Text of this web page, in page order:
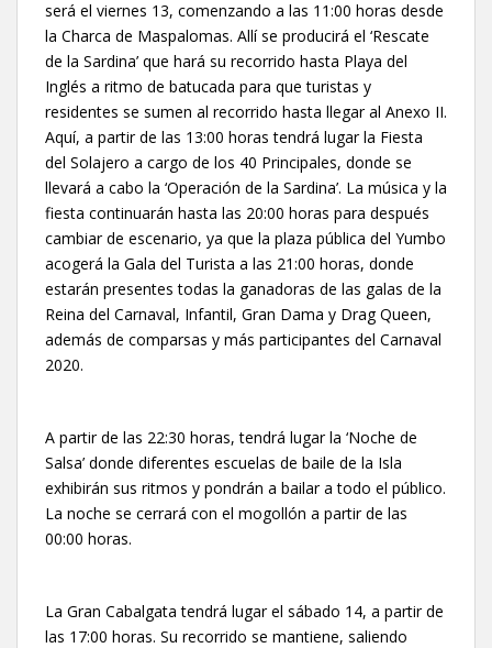
será el viernes 13, comenzando a las 11:00 horas desde
la Charca de Maspalomas. Allí se producirá el ‘Rescate
de la Sardina’ que hará su recorrido hasta Playa del
Inglés a ritmo de batucada para que turistas y
residentes se sumen al recorrido hasta llegar al Anexo II.
Aquí, a partir de las 13:00 horas tendrá lugar la Fiesta
del Solajero a cargo de los 40 Principales, donde se
llevará a cabo la ‘Operación de la Sardina’. La música y la
fiesta continuarán hasta las 20:00 horas para después
cambiar de escenario, ya que la plaza pública del Yumbo
acogerá la Gala del Turista a las 21:00 horas, donde
estarán presentes todas la ganadoras de las galas de la
Reina del Carnaval, Infantil, Gran Dama y Drag Queen,
además de comparsas y más participantes del Carnaval
2020.
A partir de las 22:30 horas, tendrá lugar la ‘Noche de
Salsa’ donde diferentes escuelas de baile de la Isla
exhibirán sus ritmos y pondrán a bailar a todo el público.
La noche se cerrará con el mogollón a partir de las
00:00 horas.
La Gran Cabalgata tendrá lugar el sábado 14, a partir de
las 17:00 horas. Su recorrido se mantiene, saliendo